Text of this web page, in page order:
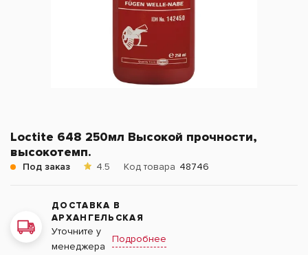
Loctite 648 250мл Высокой прочности,
высокотемп.
Под заказ 4.5 Код товара 48746
ДОСТАВКА В
АРХАНГЕЛЬСКАЯ
Уточните у
менеджера
Подробнее